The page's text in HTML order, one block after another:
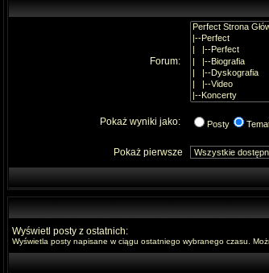
Forum:
Pokaż wyniki jako: Posty
Pokaż pierwsze
Wyświetl posty z ostatnich:
Wyświetla posty napisane w ciągu ostatniego wybranego czasu.